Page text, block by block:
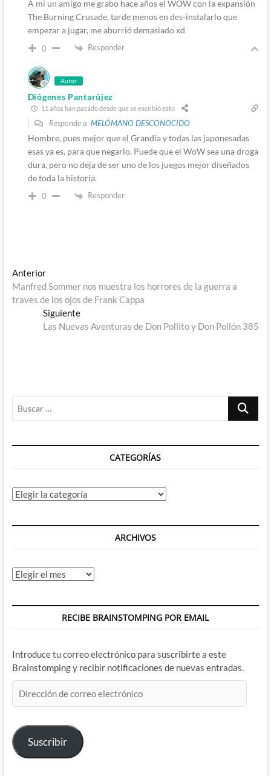
A mi un amigo me grabo hace años el WOW con la expansión
The Burning Crusade, tarde menos en des-instalarlo que
empezar a jugar, me aburrió demasiado xd
0 Responder
Autor
Diógenes Pantarújez
11 años han pasado desde que se escribió esto
Responde a MELÓMANO DESCONOCIDO
Hombre, pues mejor que el Grandia y todas las japonesadas
esas ya es, para que negarlo. Puede que el WoW sea una droga
dura, pero no deja de ser uno de los juegos mejor diseñados
de toda la historia.
0 Responder
Navegación
de
entradas
AnteriorEntrada
anterior:
Manfred Sommer nos muestra los horrores de la guerra a
traves de los ojos de Frank Cappa
SiguienteEntrada
siguiente:
Las Nuevas Aventuras de Don Pollito y Don Pollón 385
Buscar
CATEGORÍAS
Categorías
ARCHIVOS
Archivos
RECIBE BRAINSTOMPING POR EMAIL
Introduce tu correo electrónico para suscribirte a este
Brainstomping y recibir notificaciones de nuevas entradas.
de
electrónico
Suscribir